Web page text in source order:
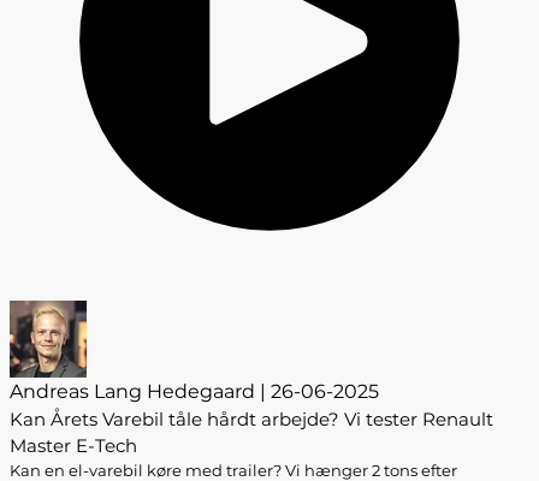
Andreas Lang Hedegaard | 26-06-2025
Kan Årets Varebil tåle hårdt arbejde? Vi tester Renault
Master E-Tech
Kan en el-varebil køre med trailer? Vi hænger 2 tons efter